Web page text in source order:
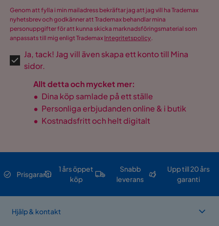
Genom att fylla i min mailadress bekräftar jag att jag vill ha Trademax
nyhetsbrev och godkänner att Trademax behandlar mina
personuppgifter för att kunna skicka marknadsföringsmaterial som
anpassats till mig enligt Trademax Integritetspolicy.
Ja, tack! Jag vill även skapa ett konto till Mina
sidor.
Allt detta och mycket mer:
• Dina köp samlade på ett ställe
• Personliga erbjudanden online & i butik
• Kostnadsfritt och helt digitalt
Prisgaranti
1 års öppet
köp
Snabb
leverans
Upp till 20 års
garanti
Hjälp & kontakt